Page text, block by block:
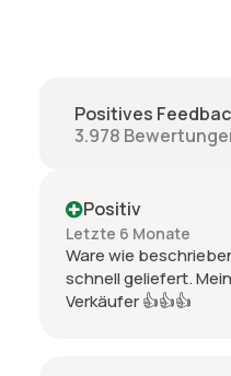
Positives
3.978
Positiv
Letzte 6 Monate
Ware wie
schnell geliefert.
Verkäufer 👍👍👍